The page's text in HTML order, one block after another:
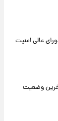
عالی امنیت
وضعیت